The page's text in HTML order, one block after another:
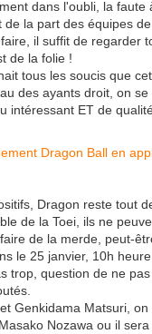
dans l'oubli, la faute
de la part des équipes
il suffit de regarder
de la folie !
tous les soucis que
des ayants droit, on
intéressant ET de
Dragon reste tout
de la Toei, ils ne
de la merde, peut-
le 25 janvier, 10h
trop, question de ne
Genkidama Matsuri,
Nozawa ou il